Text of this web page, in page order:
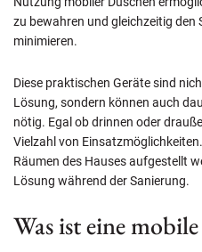
zu bewahren und gleichzeitig den
minimieren.
Diese praktischen Geräte sind
Lösung, sondern können auch
nötig. Egal ob drinnen oder
Vielzahl von
Räumen des Hauses aufgestellt
Lösung während der Sanierung.
Was ist eine